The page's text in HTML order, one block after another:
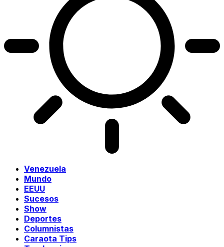
Venezuela
Mundo
EEUU
Sucesos
Show
Deportes
Columnistas
Caraota Tips